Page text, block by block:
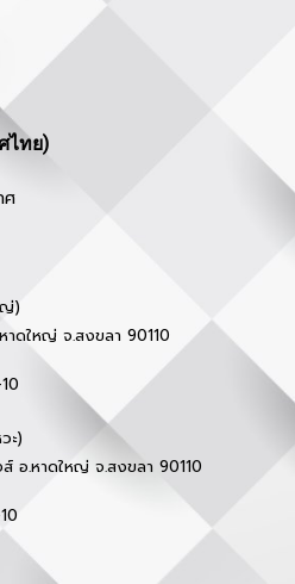
ไทย)
ศ
ญ่)
ดใหญ่ จ.สงขลา 90110
ะ)
อ.หาดใหญ่ จ.สงขลา 90110